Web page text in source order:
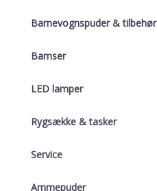
Barnevognspuder & tilbehør
Bamser
LED lamper
Rygsække & tasker
Service
Ammepuder